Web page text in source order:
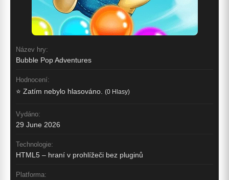
Název hry:
Bubble Pop Adventures
Hodnocení:
⭐ Zatím nebylo hlasováno. (0 Hlasy)
Vydáno:
29 June 2026
Technologie:
HTML5 – hraní v prohlížeči bez pluginů
Platforma: